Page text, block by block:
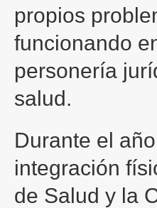
propios
funcionando
personería
salud.
Durante el
integración
de Salud y la